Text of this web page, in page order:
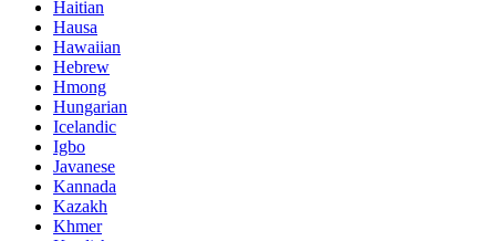
Haitian
Hausa
Hawaiian
Hebrew
Hmong
Hungarian
Icelandic
Igbo
Javanese
Kannada
Kazakh
Khmer